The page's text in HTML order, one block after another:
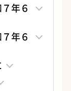
年６
年６